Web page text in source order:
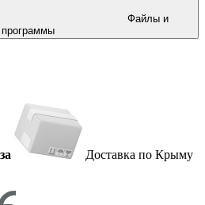
программы
Доставка по Крыму